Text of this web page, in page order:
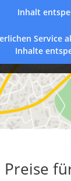
Inhalt
Service
Inhalte
Preise